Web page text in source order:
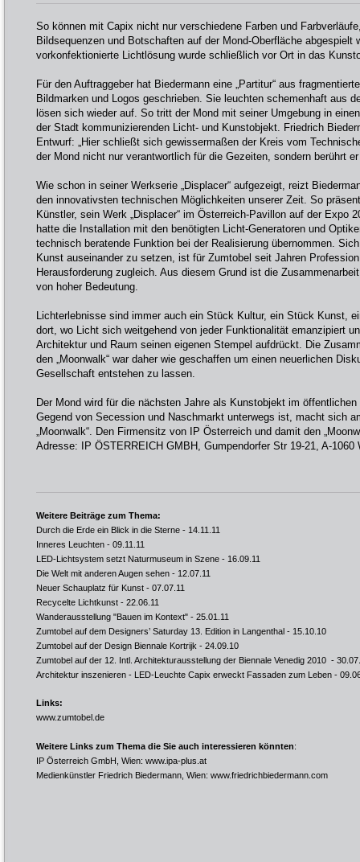
So können mit Capix nicht nur verschiedene Farben und
Bildsequenzen und Botschaften auf der Mond-Oberfläche abgespielt
vorkonfektionierte Lichtlösung wurde schließlich vor Ort in das
Für den Auftraggeber hat Biedermann eine „Partitur“ aus
Bildmarken und Logos geschrieben. Sie leuchten schemenhaft aus
lösen sich wieder auf. So tritt der Mond mit seiner Umgebung in
der Stadt kommunizierenden Licht- und Kunstobjekt. Friedrich
Entwurf: „Hier schließt sich gewissermaßen der Kreis vom
der Mond nicht nur verantwortlich für die Gezeiten, sondern berührt
Wie schon in seiner Werkserie „Displacer“ aufgezeigt, reizt
den innovativsten technischen Möglichkeiten unserer Zeit. So
Künstler, sein Werk „Displacer“ im Österreich-Pavillon auf der Expo
hatte die Installation mit den benötigten Licht-Generatoren und
technisch beratende Funktion bei der Realisierung übernommen.
Kunst auseinander zu setzen, ist für Zumtobel seit Jahren
Herausforderung zugleich. Aus diesem Grund ist die
von hoher Bedeutung.
Lichterlebnisse sind immer auch ein Stück Kultur, ein Stück Kunst,
dort, wo Licht sich weitgehend von jeder Funktionalität emanzipiert
Architektur und Raum seinen eigenen Stempel aufdrückt. Die
den „Moonwalk“ war daher wie geschaffen um einen neuerlichen
Gesellschaft entstehen zu lassen.
Der Mond wird für die nächsten Jahre als Kunstobjekt im
Gegend von Secession und Naschmarkt unterwegs ist, macht sich
„Moonwalk“. Den Firmensitz von IP Österreich und damit den
Adresse: IP ÖSTERREICH GMBH, Gumpendorfer Str 19-21, A-1060
Weitere Beiträge zum Thema:
Durch die Erde ein Blick in die Sterne - 14.11.11
Inneres Leuchten - 09.11.11
LED-Lichtsystem setzt Naturmuseum in Szene - 16.09.11
Die Welt mit anderen Augen sehen - 12.07.11
Neuer Schauplatz für Kunst - 07.07.11
Recycelte Lichtkunst - 22.06.11
Wanderausstellung "Bauen im Kontext" - 25.01.11
Zumtobel auf dem Designers’ Saturday 13. Edition in Langenthal - 15.10.10
Zumtobel auf der Design Biennale Kortrijk - 24.09.10
Zumtobel auf der 12. Intl. Architekturausstellung der Biennale Venedig 2010 -
Architektur inszenieren - LED-Leuchte Capix erweckt Fassaden zum Leben -
Links:
www.zumtobel.de
Weitere Links zum Thema die Sie auch interessieren könnten:
IP Österreich GmbH, Wien: www.ipa-plus.at
Medienkünstler Friedrich Biedermann, Wien: www.friedrichbiedermann.com